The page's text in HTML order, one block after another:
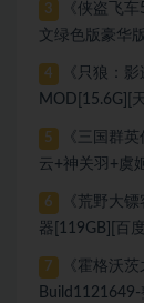
3
《侠盗飞
文绿色版豪华
4
《只狼：
MOD[15.6G][
5
《三国群
云+神关羽+虞
6
《荒野大
器[119GB][百
7
《霍格沃